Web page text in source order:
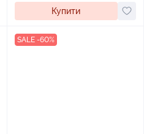
Купити
SALE -60%